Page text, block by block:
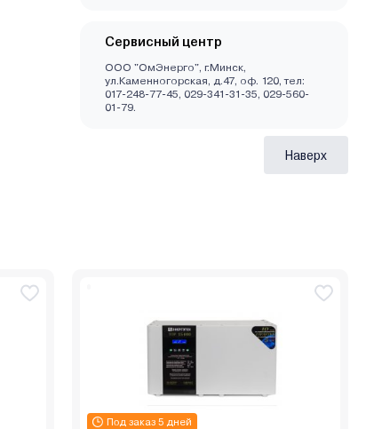
Сервисный центр
ООО "ОмЭнерго", г.Минск,
ул.Каменногорская, д.47, оф. 120, тел:
017-248-77-45, 029-341-31-35, 029-560-
01-79.
Наверх
Под заказ 5 дней